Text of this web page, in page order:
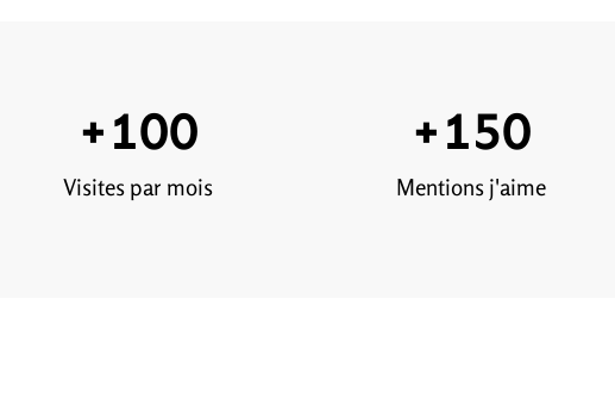
Visites par mois
+100
Mentions j'aime
+150